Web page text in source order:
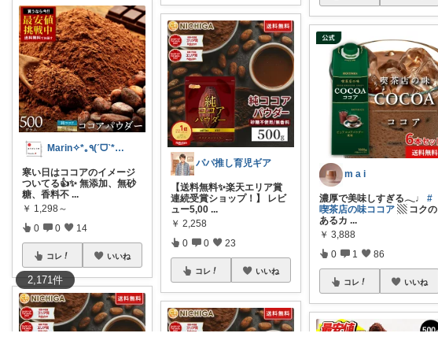
2,171件
0 0 0
コレ いいね
寒い日はココアのイメージ
ついてる👍✨ 無添加、無砂
糖、香料不
￥ 1,298～
0 0 14
コレ いいね
パパ推し育児ギア
【送料無料✨楽天エリア賞
連続受賞ショップ！】 レビ
ュー5,00 ...
￥ 2,258
0 0 23
コレ いいね
m a i
濃厚で美味しすぎる𓂃♩#
喫茶店の味ココア ▧ コクの
あるカ ...
￥ 3,888
0 1 86
コレ いいね